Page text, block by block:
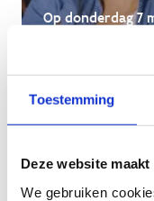
Toestemming
Deze website
We gebruiken
Op donderdag 7
Sport